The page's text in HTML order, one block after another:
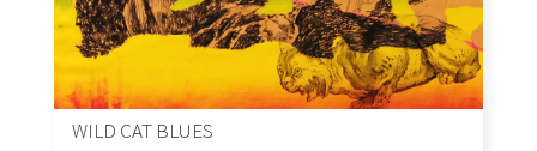
WILD CAT BLUES